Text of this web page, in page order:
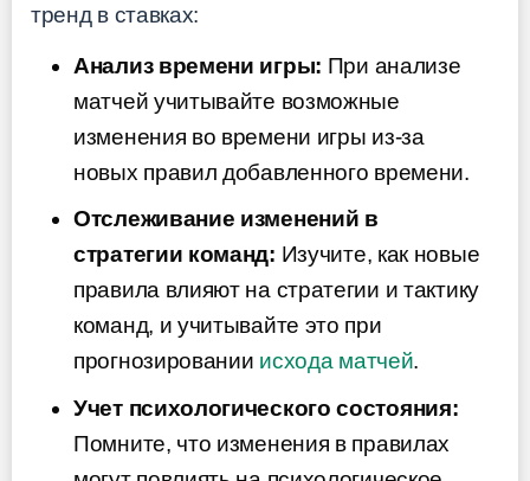
тренд в ставках:
Анализ времени игры: При анализе
матчей учитывайте возможные
изменения во времени игры из-за
новых правил добавленного времени.
Отслеживание изменений в
стратегии команд: Изучите, как новые
правила влияют на стратегии и тактику
команд, и учитывайте это при
прогнозировании исхода матчей.
Учет психологического состояния:
Помните, что изменения в правилах